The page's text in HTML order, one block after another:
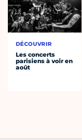
DÉCOUVRIR
Les concerts
parisiens à voir en
août